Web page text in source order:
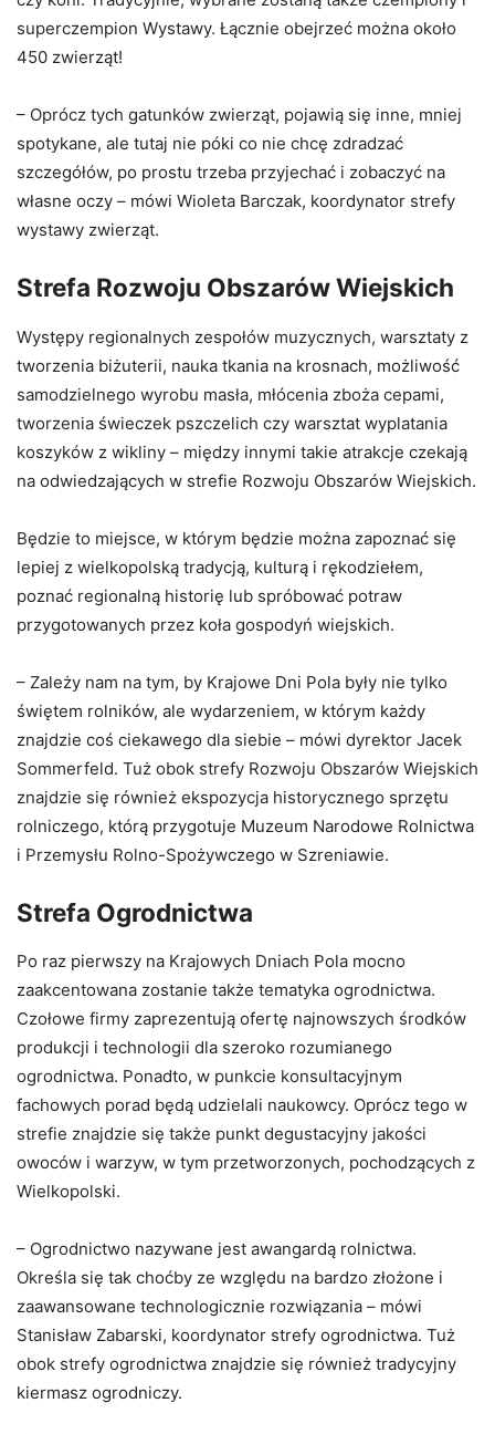
superczempion Wystawy. Łącznie obejrzeć można około
450 zwierząt!
– Oprócz tych gatunków zwierząt, pojawią się inne, mniej
spotykane, ale tutaj nie póki co nie chcę zdradzać
szczegółów, po prostu trzeba przyjechać i zobaczyć na
własne oczy – mówi Wioleta Barczak, koordynator strefy
wystawy zwierząt.
Strefa Rozwoju Obszarów Wiejskich
Występy regionalnych zespołów muzycznych, warsztaty z
tworzenia biżuterii, nauka tkania na krosnach, możliwość
samodzielnego wyrobu masła, młócenia zboża cepami,
tworzenia świeczek pszczelich czy warsztat wyplatania
koszyków z wikliny – między innymi takie atrakcje czekają
na odwiedzających w strefie Rozwoju Obszarów Wiejskich.
Będzie to miejsce, w którym będzie można zapoznać się
lepiej z wielkopolską tradycją, kulturą i rękodziełem,
poznać regionalną historię lub spróbować potraw
przygotowanych przez koła gospodyń wiejskich.
– Zależy nam na tym, by Krajowe Dni Pola były nie tylko
świętem rolników, ale wydarzeniem, w którym każdy
znajdzie coś ciekawego dla siebie – mówi dyrektor Jacek
Sommerfeld. Tuż obok strefy Rozwoju Obszarów Wiejskich
znajdzie się również ekspozycja historycznego sprzętu
rolniczego, którą przygotuje Muzeum Narodowe Rolnictwa
i Przemysłu Rolno-Spożywczego w Szreniawie.
Strefa Ogrodnictwa
Po raz pierwszy na Krajowych Dniach Pola mocno
zaakcentowana zostanie także tematyka ogrodnictwa.
Czołowe firmy zaprezentują ofertę najnowszych środków
produkcji i technologii dla szeroko rozumianego
ogrodnictwa. Ponadto, w punkcie konsultacyjnym
fachowych porad będą udzielali naukowcy. Oprócz tego w
strefie znajdzie się także punkt degustacyjny jakości
owoców i warzyw, w tym przetworzonych, pochodzących z
Wielkopolski.
– Ogrodnictwo nazywane jest awangardą rolnictwa.
Określa się tak choćby ze względu na bardzo złożone i
zaawansowane technologicznie rozwiązania – mówi
Stanisław Zabarski, koordynator strefy ogrodnictwa. Tuż
obok strefy ogrodnictwa znajdzie się również tradycyjny
kiermasz ogrodniczy.